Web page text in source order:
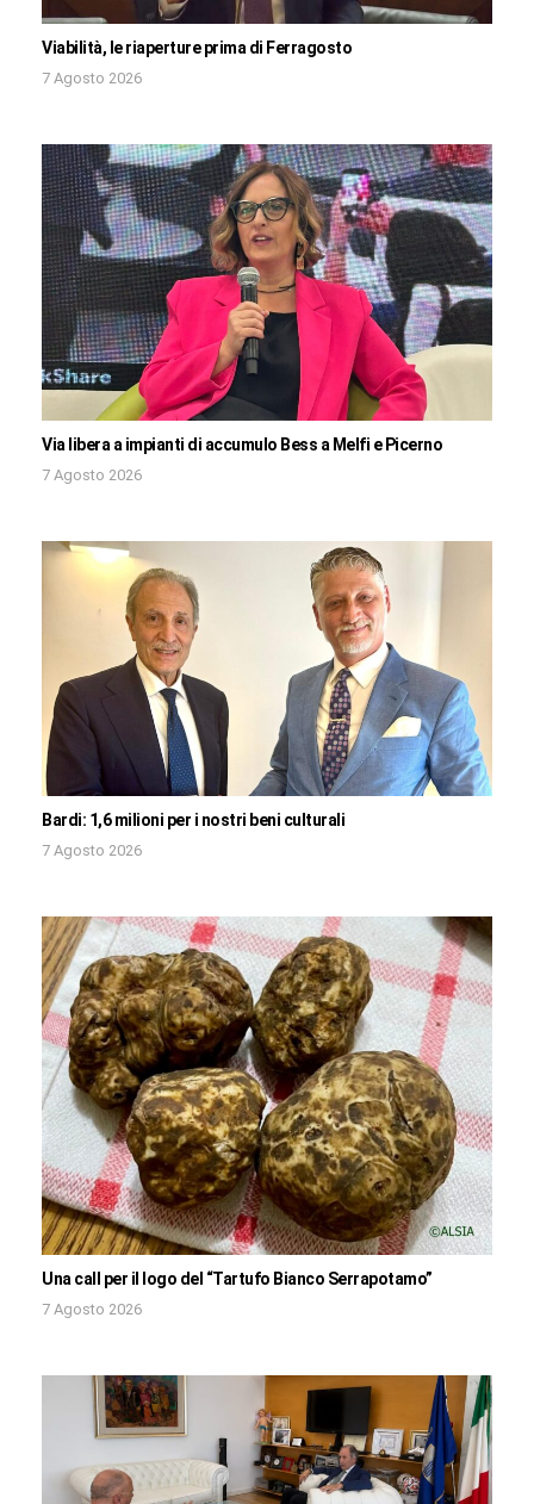
Viabilità, le riaperture prima di Ferragosto
7 Agosto 2026
Via libera a impianti di accumulo Bess a Melfi e Picerno
7 Agosto 2026
Bardi: 1,6 milioni per i nostri beni culturali
7 Agosto 2026
Una call per il logo del “Tartufo Bianco Serrapotamo”
7 Agosto 2026